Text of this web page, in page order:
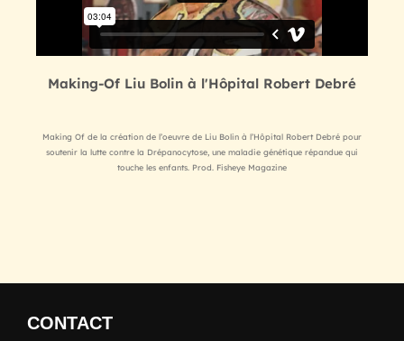
Making-Of Liu Bolin à l'Hôpital Robert Debré
Making Of de la création de l’oeuvre de Liu Bolin à l’Hôpital Robert Debré pour
soutenir la lutte contre la Drépanocytose, une maladie génétique répandue qui
touche les enfants. Prod. Fisheye Magazine
CONTACT